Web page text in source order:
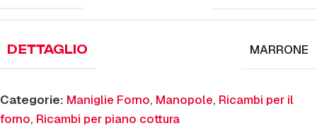
DETTAGLIO MARRONE
Categorie: Maniglie Forno, Manopole, Ricambi per il
forno, Ricambi per piano cottura